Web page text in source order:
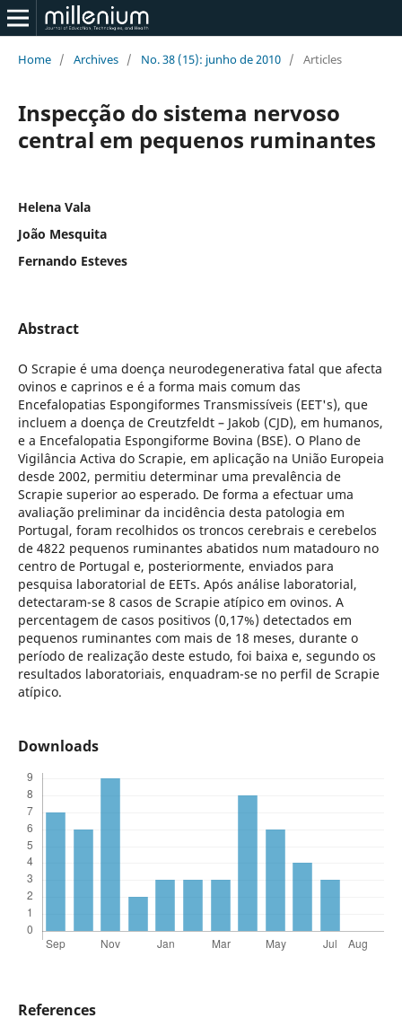
Home / Archives / No. 38 (15): junho de 2010 / Articles
Inspecção do sistema nervoso
central em pequenos ruminantes
Helena Vala
João Mesquita
Fernando Esteves
Abstract
O Scrapie é uma doença neurodegenerativa fatal que afecta
ovinos e caprinos e é a forma mais comum das
Encefalopatias Espongiformes Transmissíveis (EET's), que
incluem a doença de Creutzfeldt – Jakob (CJD), em humanos,
e a Encefalopatia Espongiforme Bovina (BSE). O Plano de
Vigilância Activa do Scrapie, em aplicação na União Europeia
desde 2002, permitiu determinar uma prevalência de
Scrapie superior ao esperado. De forma a efectuar uma
avaliação preliminar da incidência desta patologia em
Portugal, foram recolhidos os troncos cerebrais e cerebelos
de 4822 pequenos ruminantes abatidos num matadouro no
centro de Portugal e, posteriormente, enviados para
pesquisa laboratorial de EETs. Após análise laboratorial,
detectaram-se 8 casos de Scrapie atípico em ovinos. A
percentagem de casos positivos (0,17%) detectados em
pequenos ruminantes com mais de 18 meses, durante o
período de realização deste estudo, foi baixa e, segundo os
resultados laboratoriais, enquadram-se no perfil de Scrapie
atípico.
Downloads
References